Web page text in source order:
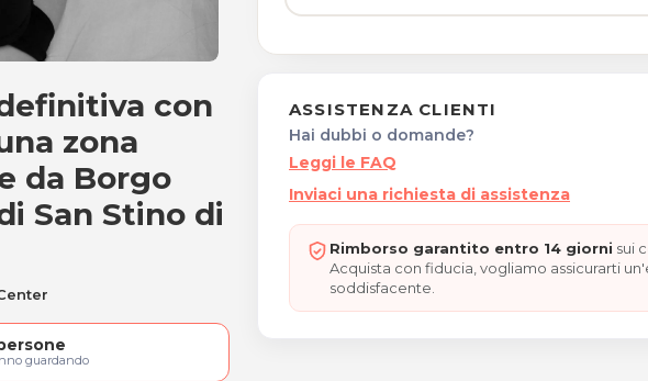
laser diodo definitiva su zona
con
zona
da Borgo
San Stino di
guardando
ASSISTENZA CLIENTI
Hai dubbi o domande?
Leggi le FAQ
Inviaci una richiesta di assistenza
Rimborso garantito entro 14 giorni sui
Acquista con fiducia, vogliamo assicurarti
soddisfacente.